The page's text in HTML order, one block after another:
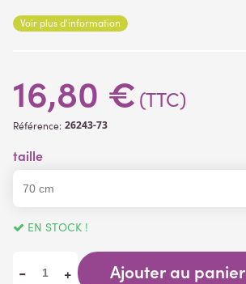
Plante artificielle livrée sans pot
Voir plus d'information
16,80 € (TTC)
Référence: 26243-73
taille
EN STOCK !
- + Ajouter au panier